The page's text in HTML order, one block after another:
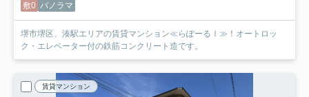
敷0 パノラマ
堺市堺区、湊駅エリアの賃貸マンション≪らぽーるⅠ≫！オートロッ
ク・エレベーター付の鉄筋コンクリート造です。
賃貸マンション